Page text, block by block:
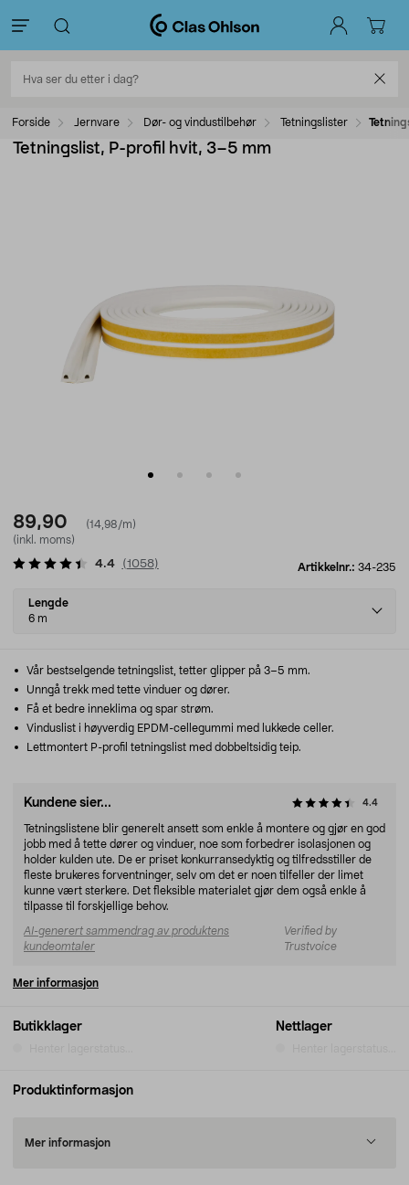
Forside Jernvare Dør- og vindustilbehør Tetningslister
Tetningslist, P-profil hvit, 3–5 mm
89,90
(14,98/m)
(inkl. moms)
Artikkelnr.: 34-235
4.4 (1058)
Select
variant
Lengde
6 m
Butikklager Nettlager
Vår bestselgende tetningslist, tetter glipper på 3–5 mm.
Unngå trekk med tette vinduer og dører.
Få et bedre inneklima og spar strøm.
Vinduslist i høyverdig EPDM-cellegummi med lukkede celler.
Lettmontert P-profil tetningslist med dobbeltsidig teip.
Kundene sier... 4.4
Tetningslistene blir generelt ansett som enkle å montere og gjør en god
jobb med å tette dører og vinduer, noe som forbedrer isolasjonen og
holder kulden ute. De er priset konkurransedyktig og tilfredsstiller de
fleste brukeres forventninger, selv om det er noen tilfeller der limet
kunne vært sterkere. Det fleksible materialet gjør dem også enkle å
tilpasse til forskjellige behov.
AI-generert sammendrag av produktens
kundeomtaler
Verified by
Trustvoice
Mer informasjon
Produktinformasjon
Mer informasjon